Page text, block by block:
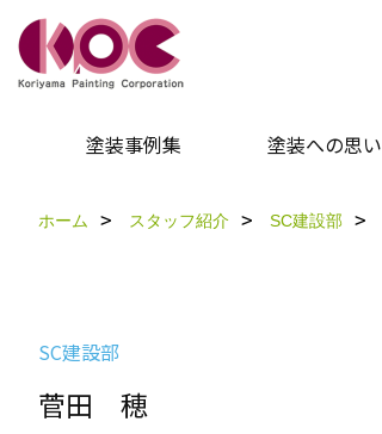
塗装事例集 塗装への思い
ホーム スタッフ紹介 SC建設部
SC建設部
菅田 穂